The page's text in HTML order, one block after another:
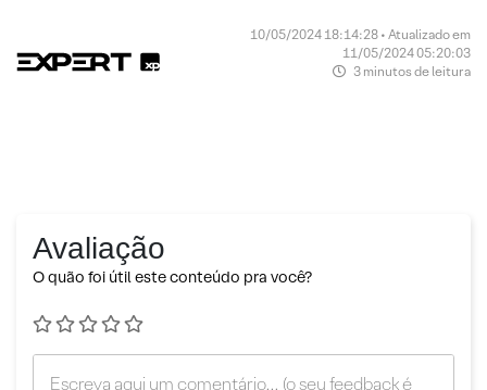
10/05/2024 18:14:28 • Atualizado em
11/05/2024 05:20:03
3 minutos de leitura
Avaliação
O quão foi útil este conteúdo pra você?